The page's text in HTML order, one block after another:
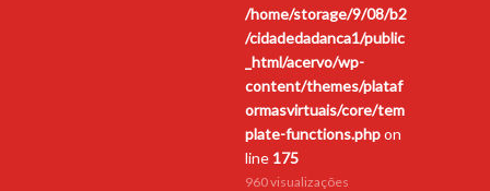
/home/storage/9/08/b2
/cidadedadanca1/public
_html/acervo/wp-
content/themes/plataf
ormasvirtuais/core/tem
plate-functions.phpon
line 175
960 visualizações